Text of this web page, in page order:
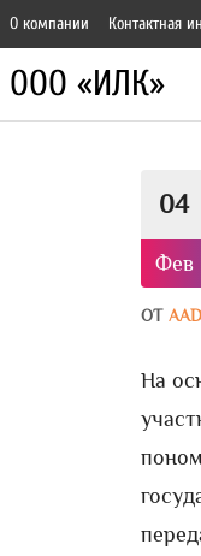
О компании Контактная
ООО «ИЛК»
04
Фев
ОТ AAD
На